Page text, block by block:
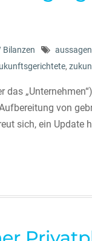
Bilanzen aussagen
,
das
von
sich, ein Update